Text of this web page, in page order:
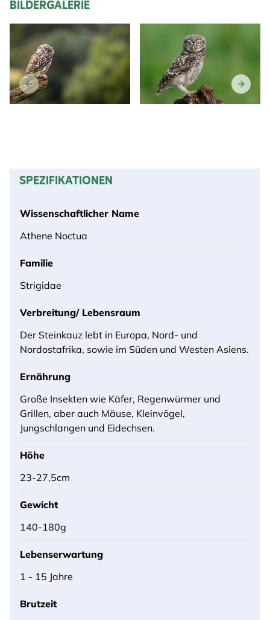
BILDERGALERIE
SPEZIFIKATIONEN
Wissenschaftlicher Name
Athene Noctua
Familie
Strigidae
Verbreitung/ Lebensraum
Der Steinkauz lebt in Europa, Nord- und
Nordostafrika, sowie im Süden und Westen Asiens.
Ernährung
Große Insekten wie Käfer, Regenwürmer und
Grillen, aber auch Mäuse, Kleinvögel,
Jungschlangen und Eidechsen.
Höhe
23-27,5cm
Gewicht
140-180g
Lebenserwartung
1 - 15 Jahre
Brutzeit